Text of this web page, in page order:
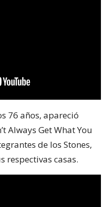
76 años, apareció
Always Get What You
de los Stones,
respectivas casas.